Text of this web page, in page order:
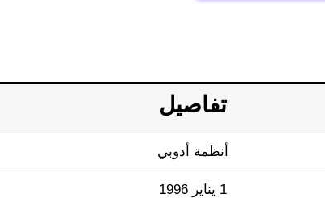
تفاصيل
أنظمة أدوبي
1 يناير 1996